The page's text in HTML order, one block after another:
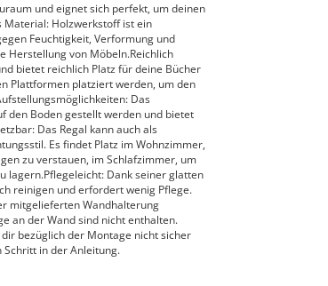
und eignet sich perfekt, um deinen
Material: Holzwerkstoff ist ein
Feuchtigkeit, Verformung und
Herstellung von Möbeln.Reichlich
bietet reichlich Platz für deine Bücher
Plattformen platziert werden, um den
Das
den Boden gestellt werden und bietet
Das Regal kann auch als
Es findet Platz im Wohnzimmer,
zu verstauen, im Schlafzimmer, um
lagern.Pflegeleicht: Dank seiner glatten
reinigen und erfordert wenig Pflege.
mitgelieferten Wandhalterung
an der Wand sind nicht enthalten.
bezüglich der Montage nicht sicher
Schritt in der Anleitung.